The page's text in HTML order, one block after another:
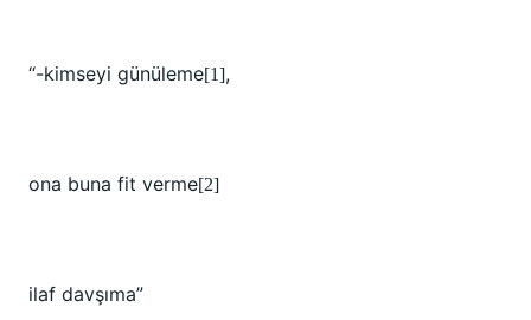
“-kimseyi günüleme[1],
ona buna fit verme[2]
ilaf davşıma”